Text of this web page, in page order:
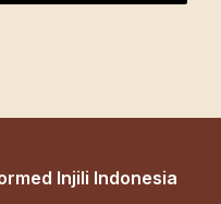
Injili Indonesia